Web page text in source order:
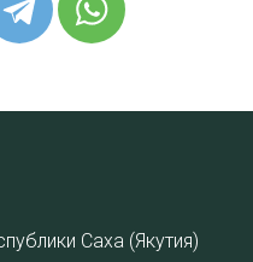
Саха (Якутия)